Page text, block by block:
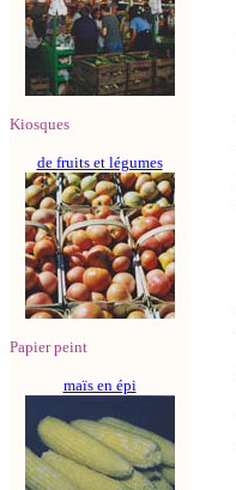
Kiosques
de fruits et légumes
Papier peint
maïs en épi